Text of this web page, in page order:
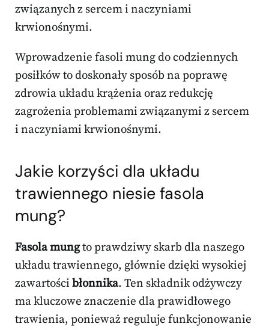
związanych z sercem i naczyniami
krwionośnymi.
Wprowadzenie fasoli mung do codziennych
posiłków to doskonały sposób na poprawę
zdrowia układu krążenia oraz redukcję
zagrożenia problemami związanymi z sercem
i naczyniami krwionośnymi.
Jakie korzyści dla układu
trawiennego niesie fasola
mung?
Fasola mungto prawdziwy skarb dla naszego
układu trawiennego, głównie dzięki wysokiej
zawartości błonnika. Ten składnik odżywczy
ma kluczowe znaczenie dla prawidłowego
trawienia, ponieważ reguluje funkcjonowanie